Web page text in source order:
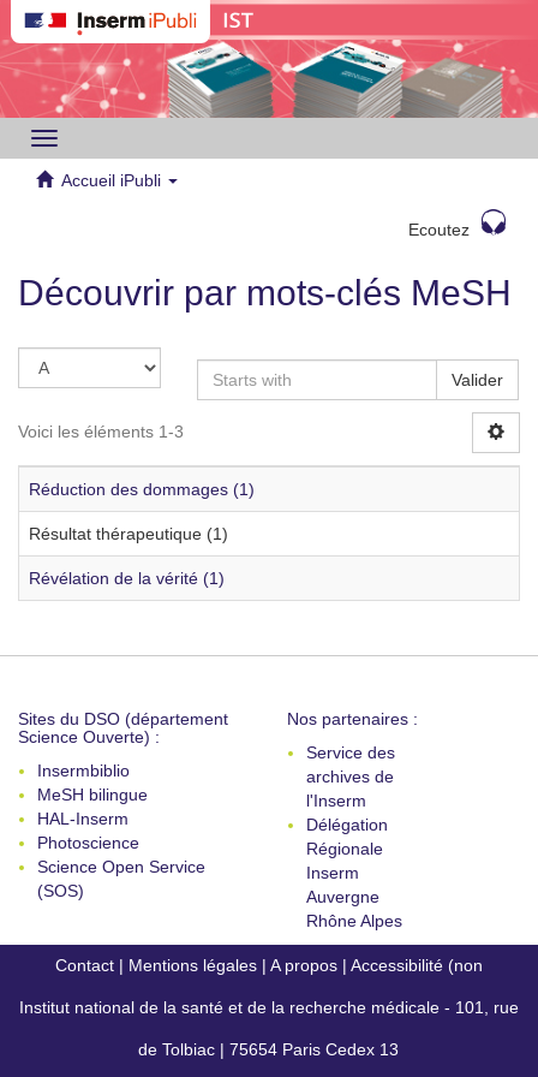
Toggle
navigation
Accueil iPubli
Ecoutez
Découvrir par mots-clés MeSH
Valider
Voici les éléments 1-3
Réduction des dommages (1)
Résultat thérapeutique (1)
Révélation de la vérité (1)
Sites du DSO (département
Science Ouverte) :
Insermbiblio
MeSH bilingue
HAL-Inserm
Photoscience
Science Open Service
(SOS)
Nos partenaires :
Service des
archives de
l'Inserm
Délégation
Régionale
Inserm
Auvergne
Rhône Alpes
Contact | Mentions légales | A propos | Accessibilité (non
conforme)
Institut national de la santé et de la recherche médicale - 101, rue
de Tolbiac | 75654 Paris Cedex 13